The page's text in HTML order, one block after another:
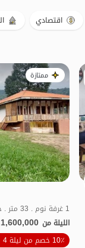
اقتصادي
الموقع على الخريطة
ممتازة
1 غرفة نوم . 33 متر . حتى 4 ضيف
الليلة من 1,600,000
10٪ خصم من ليلة 4